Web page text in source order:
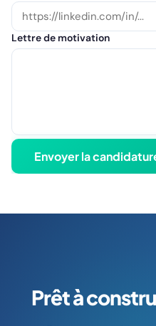
Lettre de motivation
Envoyer la
Prêt à